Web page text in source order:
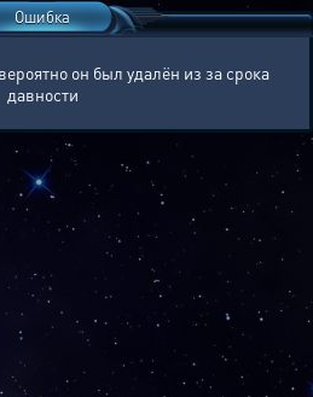
Ошибка
он был удалён из за срока
давности